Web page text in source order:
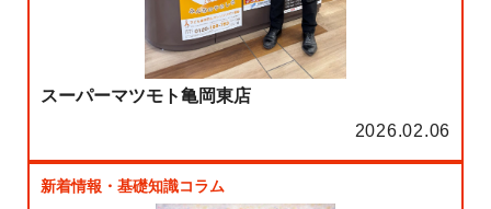
スーパーマツモト亀岡東店
2026.02.06
新着情報・基礎知識コラム